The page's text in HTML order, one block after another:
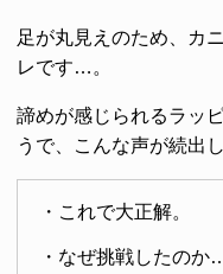
足が丸見えのため、カ
レです…。
諦めが感じられるラッ
うで、こんな声が続出
・これで大正解。
・なぜ挑戦したの